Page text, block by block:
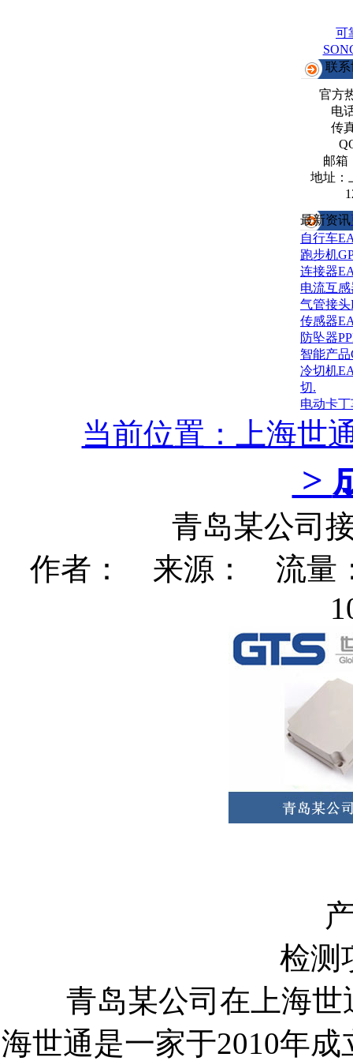
可
联
官方
电
传
邮箱
地址：
最新资讯
自行车
跑步机
连接器
电流互
气管接
传感器
防坠器
智能产
冷切机
切.
电动卡
当前位置：上海世
>
青岛某公司
作者： 来源： 流量
产
检测项
青岛某公司在上海世
海世通是一家于2010年